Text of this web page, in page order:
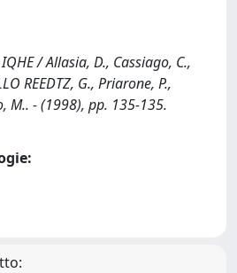
/ Allasia, D., Cassiago, C.,
REEDTZ, G., Priarone, P.,
M.. - (1998), pp. 135-135.